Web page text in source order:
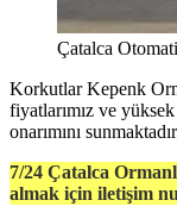
Çatalca
Korkutlar Kepenk
fiyatlarımız ve
onarımını
7/24 Çatalca
almak için iletişim